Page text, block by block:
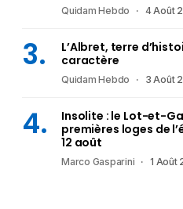
Quidam Hebdo 4 Août
L’Albret, terre
caractère
Quidam Hebdo 3 Août
Insolite : le Lot-et-
premières loges de
12 août
Marco Gasparini 1 Août